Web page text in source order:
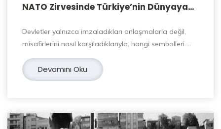
NATO Zirvesinde Türkiye’nin Dünyaya
Devletler yalnızca imzaladıkları anlaşmalarla değil,
misafirlerini nasıl karşıladıklarıyla, hangi sembolleri …
Devamını Oku